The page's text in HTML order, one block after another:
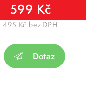
599 Kč
495 Kč bez DPH
Dotaz